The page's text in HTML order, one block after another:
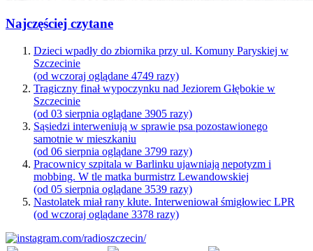
Najczęściej czytane
Dzieci wpadły do zbiornika przy ul. Komuny Paryskiej w
Szczecinie
(od wczoraj oglądane 4749 razy)
Tragiczny finał wypoczynku nad Jeziorem Głębokie w
Szczecinie
(od 03 sierpnia oglądane 3905 razy)
Sąsiedzi interweniują w sprawie psa pozostawionego
samotnie w mieszkaniu
(od 06 sierpnia oglądane 3799 razy)
Pracownicy szpitala w Barlinku ujawniają nepotyzm i
mobbing. W tle matka burmistrz Lewandowskiej
(od 05 sierpnia oglądane 3539 razy)
Nastolatek miał rany kłute. Interweniował śmigłowiec LPR
(od wczoraj oglądane 3378 razy)